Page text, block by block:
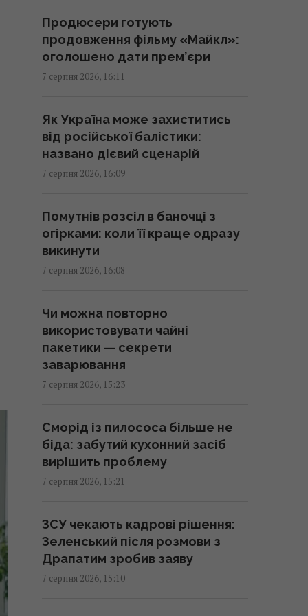
15:56 п'ятниця, 07 серпня 2026
Кіборга Оловаренка шостий рік
15:51 п'ятниця, 07 серпня 2026
Деякі забуті спогади не
15:49 п'ятниця, 07 серпня 2026
Чи справді вигідна сімейна
15:37 п'ятниця, 07 серпня 2026
Українське питання розкололо
Італію навпіл, - Politico
Від фальшивих гідів до ШІ:
названо найнебезпечніші
шахрайські пастки для туристів
5 найдешевших напрямків
Європи для відпочинку у 2026
році: оновлений рейтинг
Продюсери готують
продовження фільму «Майкл»:
оголошено дати прем’єри
7 серпня 2026, 16:11
Як Україна може захиститись
від російської балістики:
названо дієвий сценарій
7 серпня 2026, 16:09
Помутнів розсіл в баночці з
огірками: коли її краще одразу
викинути
7 серпня 2026, 16:08
Чи можна повторно
використовувати чайні
пакетики — секрети
заварювання
7 серпня 2026, 15:23
Сморід із пилососа більше не
біда: забутий кухонний засіб
вирішить проблему
7 серпня 2026, 15:21
ЗСУ чекають кадрові рішення:
Зеленський після розмови з
Драпатим зробив заяву
7 серпня 2026, 15:10